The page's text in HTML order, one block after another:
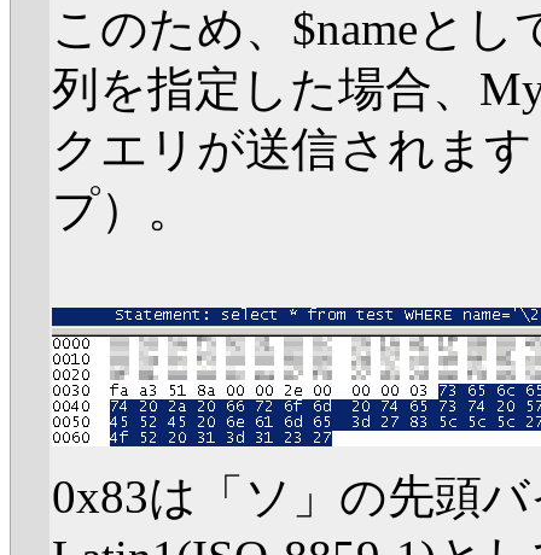
このため、$nameとし
列を指定した場合、
クエリが送信されま
プ）。
0x83は「ソ」の先頭